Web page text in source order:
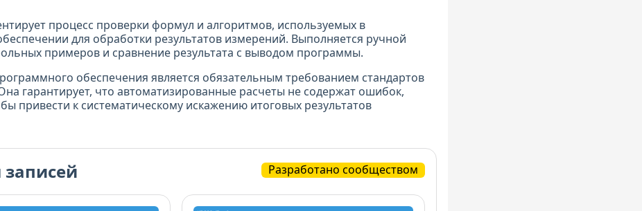
процесс проверки формул и алгоритмов, используемых в
для обработки результатов измерений. Выполняется ручной
примеров и сравнение результата с выводом программы.
обеспечения является обязательным требованием стандартов
гарантирует, что автоматизированные расчеты не содержат ошибок,
привести к систематическому искажению итоговых результатов
Разработано сообществом